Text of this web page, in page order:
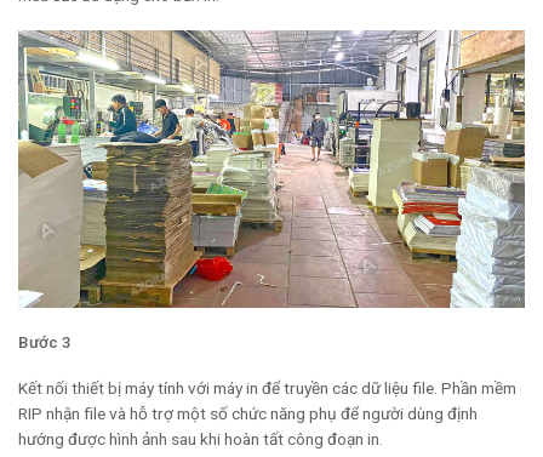
Bước 3
Kết nối thiết bị máy tính với máy in để truyền các dữ liệu file. Phần mềm
RIP nhận file và hỗ trợ một số chức năng phụ để người dùng định
hướng được hình ảnh sau khi hoàn tất công đoạn in.